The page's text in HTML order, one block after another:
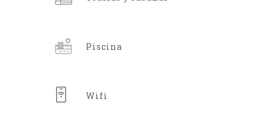
Piscina
Wifi